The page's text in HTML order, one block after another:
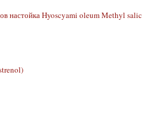
настойка Hyoscyami oleum Methyl